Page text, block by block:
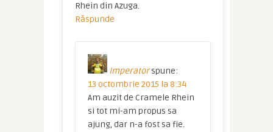
Rhein din Azuga.
Răspunde
Imperator spune:
13 octombrie 2015 la 8:34
Am auzit de Cramele Rhein
si tot mi-am propus sa
ajung, dar n-a fost sa fie.